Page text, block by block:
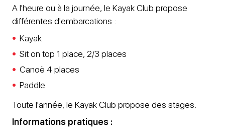
A l'heure ou à la journée, le Kayak Club propose
différentes d'embarcations :
Kayak
Sit on top 1 place, 2/3 places
Canoë 4 places
Paddle
Toute l'année, le Kayak Club propose des stages.
Informations pratiques :